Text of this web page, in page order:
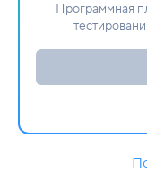
Программная